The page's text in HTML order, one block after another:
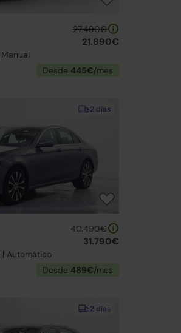
27.490€
21.890€
Desde 445€/mes
2 días
| Automático
40.490€
31.790€
Desde 489€/mes
2 días